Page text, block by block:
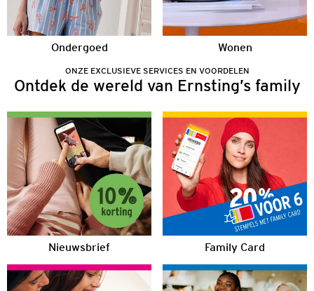
Ondergoed Wonen
ONZE EXCLUSIEVE SERVICES EN VOORDELEN
Ontdek de wereld van Ernsting’s family
Nieuwsbrief Family Card